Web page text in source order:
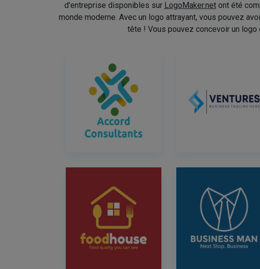
d'entreprise disponibles sur LogoMaker.netont été
monde moderne. Avec un logo attrayant, vous pouvez
tête ! Vous pouvez concevoir un